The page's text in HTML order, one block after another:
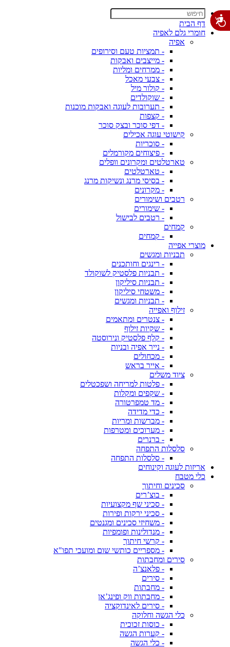
דף הבית
חומרי גלם לאפיה
אפיה
- תמציות טעם וסירופים
- מייצבים ואבקות
- ממרחים ומליות
- צבעי מאכל
- קולור מיל
- שוקולדים
- תערובות לעוגה ואבקות מוכנות
- קצפות
- דפי סוכר ובצק סוכר
קישוטי עוגה אכילים
- סוכריות
- פיצוחים מקורמלים
טארטלטים ומקרונים וופלים
- טארטלטים
- בסיסי מרנג ונשיקות מרנג
- מקרונים
רטבים ושימורים
- שימורים
- רטבים לבישול
קמחים
- קמחים
מוצרי אפייה
תבניות ומגשים
- רינגים וחותכנים
- תבניות פלסטיק לשוקולד
- תבניות סיליקון
- משטחי סיליקון
- תבניות ומגשים
זילוף ואפייה
- צנטרים ומתאמים
- שקיות זילוף
- קלף פלסטיק ונירוסטה
- נייר אפיה ובניות
- מכחולים
- אייר בראש
ציוד משלים
- פלטות למריחה ושפכטלים
- שקפים ומקלות
- מד טמפרטורה
- כדי מדידה
- מברשות ומריות
- מערוכים ומטרפות
- ברנרים
סלסלות התפחה
- סלסלות התפחה
אריזות לעוגה וקינוחים
כלי מטבח
סכינים וחיתוך
- בוצ’רים
- סכיני שף מקצועיות
- סכיני ירקות ופירות
- משחיזי סכינים ומגנטים
- מנדולינות ופומפיות
- קרשי חיתוך
- מספריים כותשי שום ומועכי תפו"א
סירים ומחבתות
- פלאנצ’ה
- סירים
- מחבתות
- מחבתות ווק ופינג’אן
- סירים לאינדוקציה
כלי הגשה וחלוקה
- כוסות זכוכית
- קערות הגשה
- כלי הגשה